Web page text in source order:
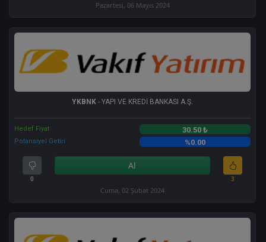
Pazartesi, 06 Mayıs 2024
YKBNK - YAPI VE KREDİ BANKASI A.Ş.
Hedef Fiyat 30.50 ₺
Potansiyel Getiri %0.00
0
Al
3
Cuma, 02 Şubat 2024